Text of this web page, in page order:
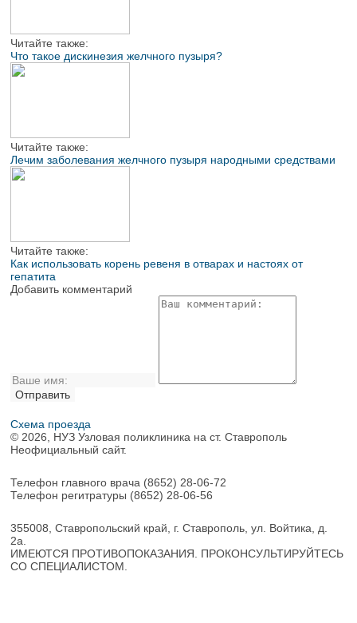
Читайте также:
Что такое дискинезия желчного пузыря?
Читайте также:
Лечим заболевания желчного пузыря народными средствами
Читайте также:
Как использовать корень ревеня в отварах и настоях от
гепатита
Добавить комментарий
Схема проезда
© 2026, НУЗ Узловая поликлиника на ст. Ставрополь
Неофициальный сайт.
Телефон главного врача (8652) 28-06-72
Телефон регитратуры (8652) 28-06-56
355008, Ставропольский край, г. Ставрополь, ул. Войтика, д.
2а.
ИМЕЮТСЯ ПРОТИВОПОКАЗАНИЯ. ПРОКОНСУЛЬТИРУЙТЕСЬ
СО СПЕЦИАЛИСТОМ.